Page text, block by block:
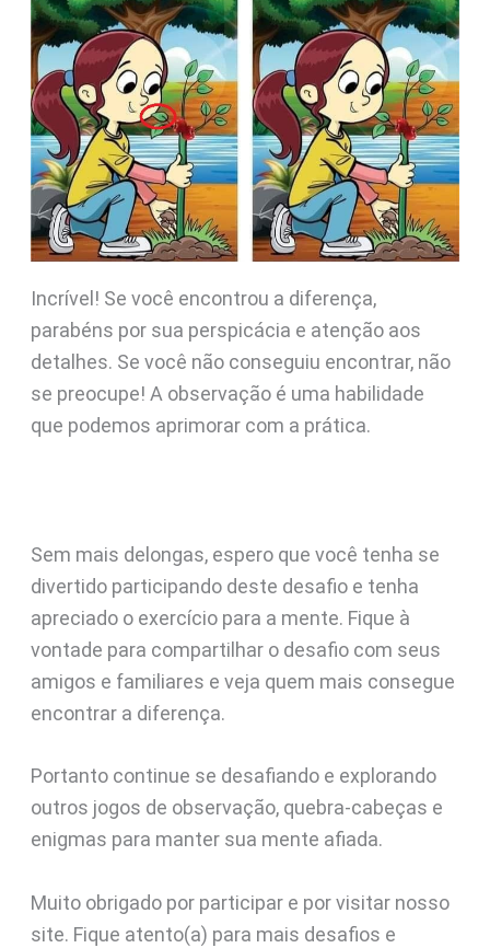
Incrível! Se você encontrou a diferença,
parabéns por sua perspicácia e atenção aos
detalhes. Se você não conseguiu encontrar, não
se preocupe! A observação é uma habilidade
que podemos aprimorar com a prática.
Sem mais delongas, espero que você tenha se
divertido participando deste desafio e tenha
apreciado o exercício para a mente. Fique à
vontade para compartilhar o desafio com seus
amigos e familiares e veja quem mais consegue
encontrar a diferença.
Portanto continue se desafiando e explorando
outros jogos de observação, quebra-cabeças e
enigmas para manter sua mente afiada.
Muito obrigado por participar e por visitar nosso
site. Fique atento(a) para mais desafios e